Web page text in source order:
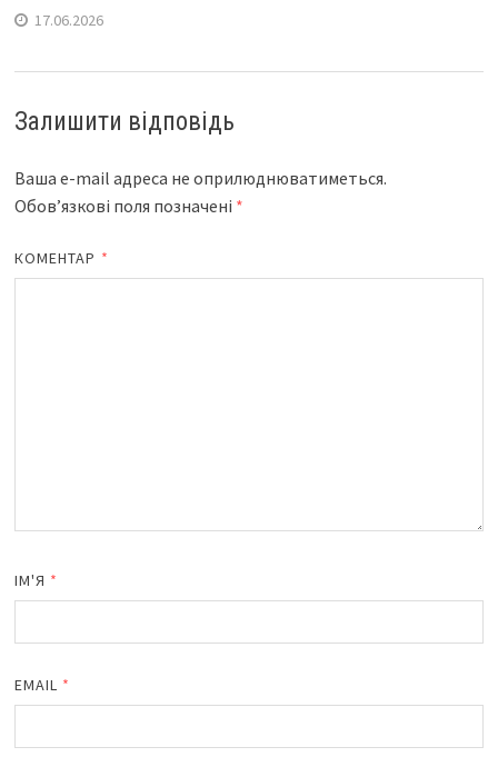
17.06.2026
Залишити відповідь
Ваша e-mail адреса не оприлюднюватиметься.
Обов’язкові поля позначені *
КОМЕНТАР *
ІМ'Я *
EMAIL *